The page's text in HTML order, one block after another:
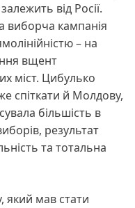
від Росії.
виборча кампанія
– на
вщент
міст. Цибулько
спіткати й Молдову,
більшість в
результат
та тотальна
який мав стати